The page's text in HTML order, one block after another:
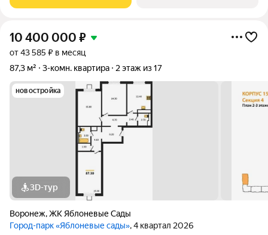
10 400 000 ₽
от 43 585 ₽ в месяц
87,3 м²
3-комн. квартира 2 этаж из 17
новостройка
3D-тур
Воронеж,ЖК Яблоневые Сады
Город-парк «Яблоневые сады», 4 квартал 2026